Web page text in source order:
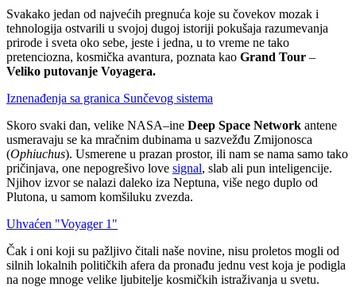
Svakako jedan od najvećih pregnuća koje su čovekov mozak i
tehnologija ostvarili u svojoj dugoj istoriji pokušaja razumevanja
prirode i sveta oko sebe, jeste i jedna, u to vreme ne tako
pretenciozna, kosmička avantura, poznata kao Grand Tour –
Veliko putovanje Voyagera.
Iznenađenja sa granica Sunčevog sistema
Skoro svaki dan, velike NASA–ine Deep Space Network antene
usmeravaju se ka mračnim dubinama u sazvežđu Zmijonosca
(Ophiuchus). Usmerene u prazan prostor, ili nam se nama samo tako
pričinjava, one nepogrešivo love signal, slab ali pun inteligencije.
Njihov izvor se nalazi daleko iza Neptuna, više nego duplo od
Plutona, u samom komšiluku zvezda.
Uhvaćen "Voyager 1"
Čak i oni koji su pažljivo čitali naše novine, nisu proletos mogli od
silnih lokalnih političkih afera da pronađu jednu vest koja je podigla
na noge mnoge velike ljubitelje kosmičkih istraživanja u svetu.